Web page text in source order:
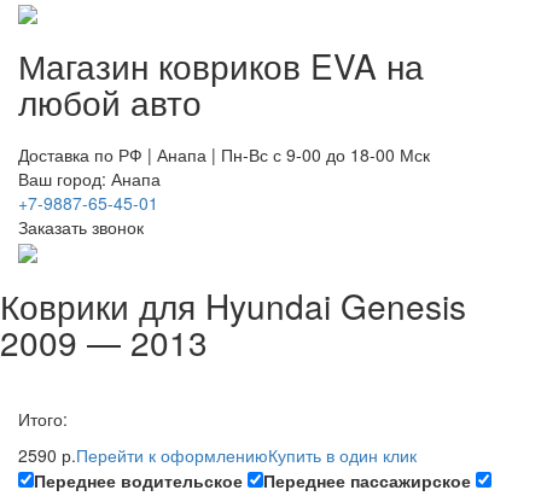
Магазин ковриков EVA ​на
любой авто
Доставка по РФ | Анапа | Пн-Вс с 9-00 до 18-00 Мск
Ваш город: Анапа
+7-9887-65-45-01
Заказать звонок
Коврики для Hyundai Genesis
2009 — 2013
Итого:
2590 р.Перейти к оформлениюКупить в один клик
Переднее водительское
Переднее пассажирское